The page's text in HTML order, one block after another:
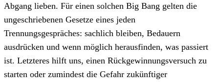
Abgang lieben. Für einen solchen Big Bang gelten die
ungeschriebenen Gesetze eines jeden
Trennungsgespräches: sachlich bleiben, Bedauern
ausdrücken und wenn möglich herausfinden, was passiert
ist. Letzteres hilft uns, einen Rückgewinnungsversuch zu
starten oder zumindest die Gefahr zukünftiger